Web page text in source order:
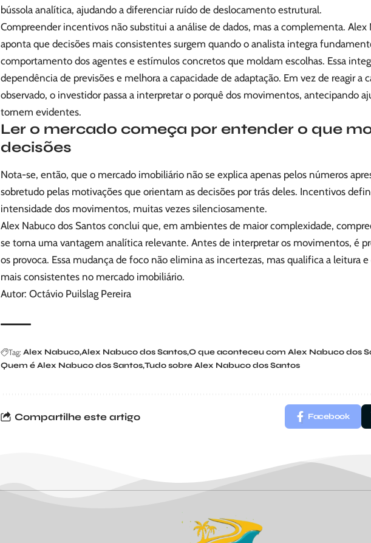
bússola analítica, ajudando a diferenciar ruído de deslocamento estrutural.
Compreender incentivos não substitui a análise de dados, mas a complementa. Alex
aponta que decisões mais consistentes surgem quando o analista integra
comportamento dos agentes e estímulos concretos que moldam escolhas. Essa
dependência de previsões e melhora a capacidade de adaptação. Em vez de reagir a
observado, o investidor passa a interpretar o porquê dos movimentos, antecipando
tornem evidentes.
Ler o mercado começa por entender o que
decisões
Nota-se, então, que o mercado imobiliário não se explica apenas pelos números
sobretudo pelas motivações que orientam as decisões por trás deles. Incentivos
intensidade dos movimentos, muitas vezes silenciosamente.
Alex Nabuco dos Santos conclui que, em ambientes de maior complexidade,
se torna uma vantagem analítica relevante. Antes de interpretar os movimentos, é
os provoca. Essa mudança de foco não elimina as incertezas, mas qualifica a leitura
mais consistentes no mercado imobiliário.
Autor: Octávio Puilslag Pereira
Tag: Alex NabucoAlex Nabuco dos SantosO que aconteceu com Alex Nabuco dos
Quem é Alex Nabuco dos SantosTudo sobre Alex Nabuco dos Santos
Compartilhe este artigo Facebook